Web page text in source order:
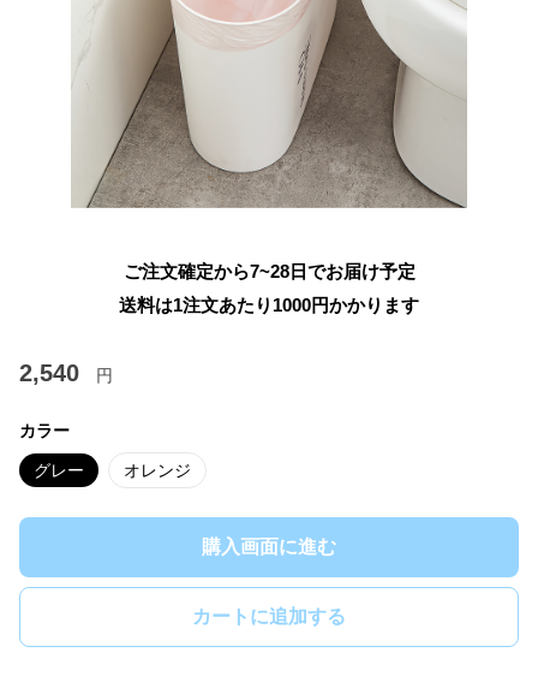
ご注文確定から7~28日でお届け予定
送料は1注文あたり 1000円かかります
2,540 円
カラー
グレー オレンジ
購入画面に進む
カートに追加する